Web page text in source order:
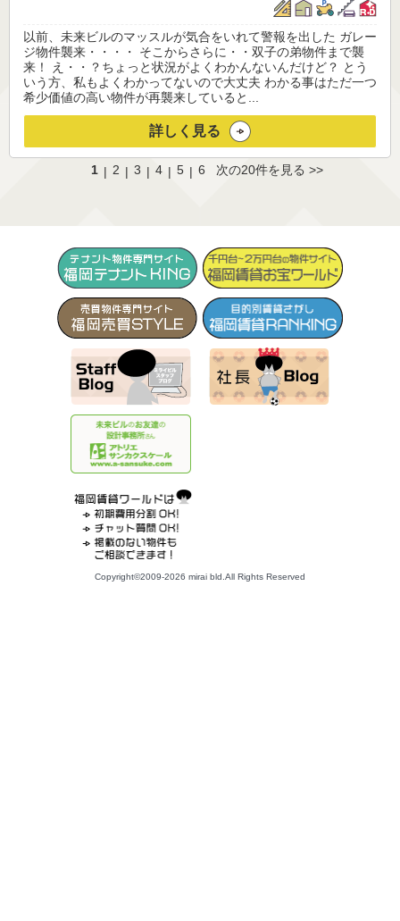
以前、未来ビルのマッスルが気合をいれて警報を出した ガレー
ジ物件襲来・・・・ そこからさらに・・双子の弟物件まで襲
来！ え・・？ちょっと状況がよくわかんないんだけど？ とう
いう方、私もよくわかってないので大丈夫 わかる事はただ一つ
希少価値の高い物件が再襲来していると...
詳しく見る
1 | 2 | 3 | 4 | 5 | 6 次の20件を見る >>
Copyright©2009-2026 mirai bld.All Rights Reserved